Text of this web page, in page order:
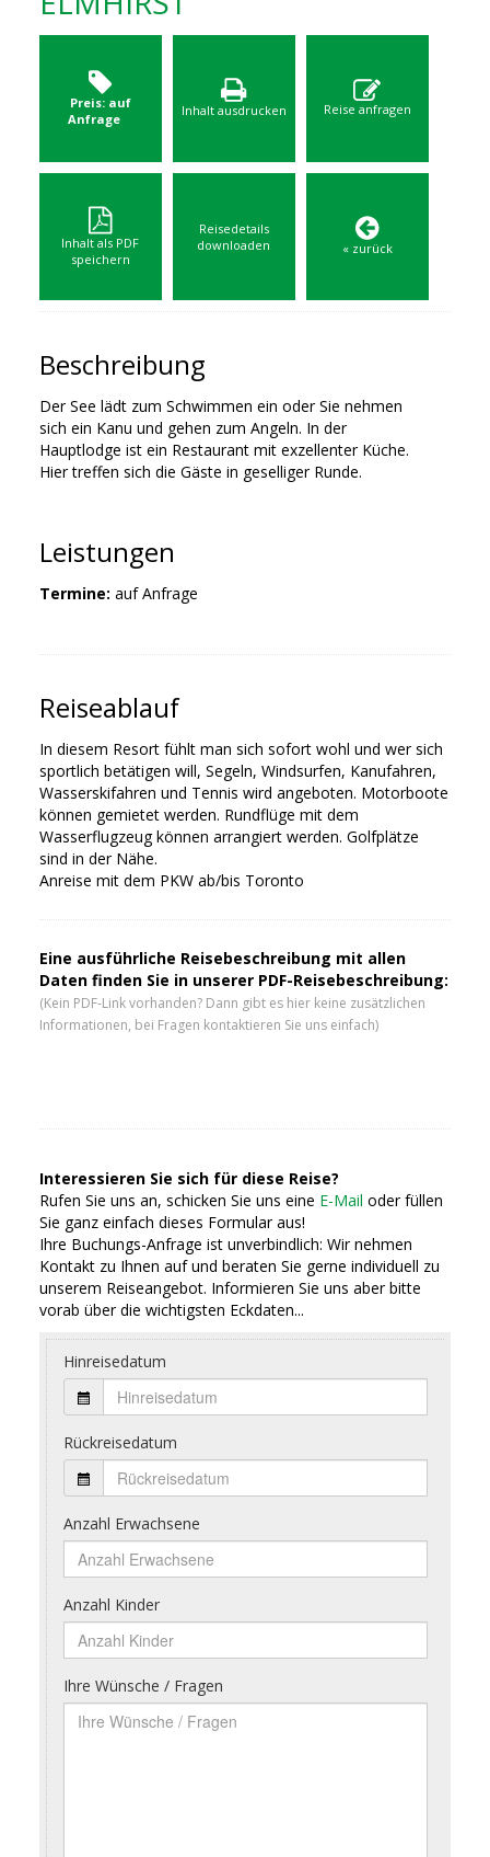
Preis: auf
Anfrage
Inhalt ausdrucken Reise anfragen
Inhalt als PDF
speichern
Reisedetails
downloaden
« zurück
Beschreibung
Der See lädt zum Schwimmen ein oder Sie nehmen
sich ein Kanu und gehen zum Angeln. In der
Hauptlodge ist ein Restaurant mit exzellenter Küche.
Hier treffen sich die Gäste in geselliger Runde.
Leistungen
Termine: auf Anfrage
Reiseablauf
In diesem Resort fühlt man sich sofort wohl und wer sich
sportlich betätigen will, Segeln, Windsurfen, Kanufahren,
Wasserskifahren und Tennis wird angeboten. Motorboote
können gemietet werden. Rundflüge mit dem
Wasserflugzeug können arrangiert werden. Golfplätze
sind in der Nähe.
Anreise mit dem PKW ab/bis Toronto
Eine ausführliche Reisebeschreibung mit allen
Daten finden Sie in unserer PDF-Reisebeschreibung:
(Kein PDF-Link vorhanden? Dann gibt es hier keine zusätzlichen
Informationen, bei Fragen kontaktieren Sie uns einfach)
Interessieren Sie sich für diese Reise?
Rufen Sie uns an, schicken Sie uns eine E-Mail oder füllen
Sie ganz einfach dieses Formular aus!
Ihre Buchungs-Anfrage ist unverbindlich: Wir nehmen
Kontakt zu Ihnen auf und beraten Sie gerne individuell zu
unserem Reiseangebot. Informieren Sie uns aber bitte
vorab über die wichtigsten Eckdaten...